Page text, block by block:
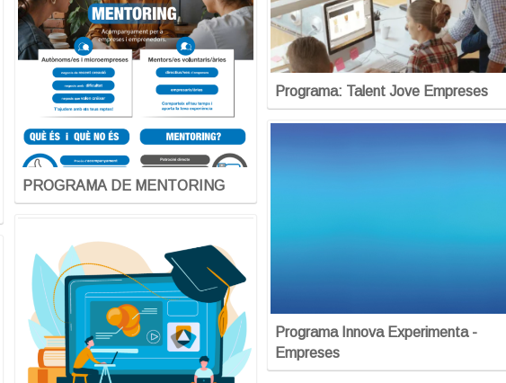
PROGRAMA DE MENTORING
Programa: Talent Jove Empreses
Programa Innova Experimenta -
Empreses